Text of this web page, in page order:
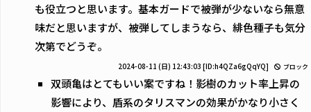
も役立つと思います。基本ガードで被弾が少ないなら無意
味だと思いますが、被弾してしまうなら、緋色種子も気分
次第でどうぞ。
2024-08-11 (日) 12:43:03 [ID:h4QZa6gQqYQ] ブロック
双頭亀はとてもいい案ですね！影樹のカット率上昇の
影響により、盾系のタリスマンの効果がかなり小さく